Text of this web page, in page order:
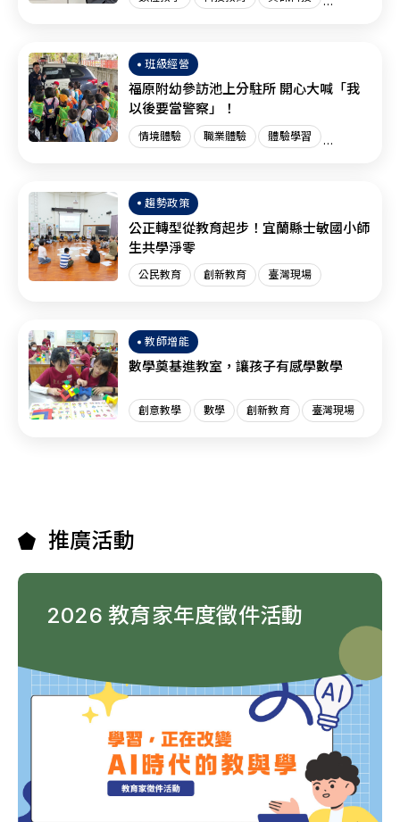
班級經營
福原附幼參訪池上分駐所 開心大喊「我
以後要當警察」！
情境體驗 職業體驗 體驗學習
趨勢政策
公正轉型從教育起步！宜蘭縣士敏國小師
生共學淨零
公民教育 創新教育 臺灣現場
教師增能
數學奠基進教室，讓孩子有感學數學
創意教學 數學 創新教育 臺灣現場
推廣活動
2026 教育家年度徵件活動